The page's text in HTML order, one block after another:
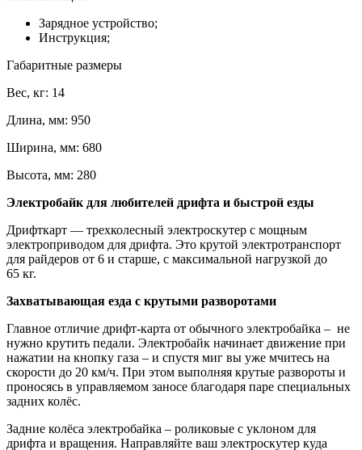
Зарядное устройство;
Инструкция;
Габаритные размеры
Вес, кг: 14
Длина, мм: 950
Ширина, мм: 680
Высота, мм: 280
Электробайк для любителей дрифта и быстрой езды
Дрифткарт — трехколесный электроскутер с мощным
электроприводом для дрифта. Это крутой электротранспорт
для райдеров от 6 и старше, с максимальной нагрузкой до
65 кг.
Захватывающая езда с крутыми разворотами
Главное отличие дрифт-карта от обычного электробайка – не
нужно крутить педали. Электробайк начинает движение при
нажатии на кнопку газа – и спустя миг вы уже мчитесь на
скорости до 20 км/ч. При этом выполняя крутые развороты и
проносясь в управляемом заносе благодаря паре специальных
задних колёс.
Задние колёса электробайка – роликовые с уклоном для
дрифта и вращения. Направляйте ваш электроскутер куда